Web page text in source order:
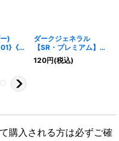
)
《ウ
ダークジェネラル
【SR・プレミアム】
{BP01-P24}《ナイトメ
ア》
120円(税込)
購入される方は必ずご確